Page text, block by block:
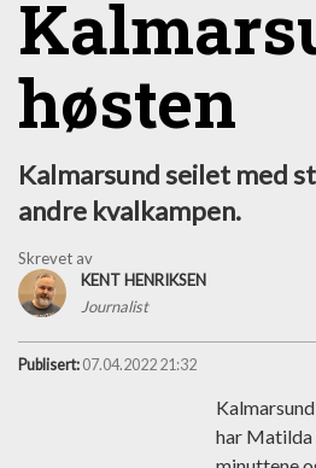
høsten
Kalmarsund seilet med
andre kvalkampen.
Skrevet av
KENT HENRIKSEN
Journalist
Publisert: 07.04.2022 21:32
har Matilda